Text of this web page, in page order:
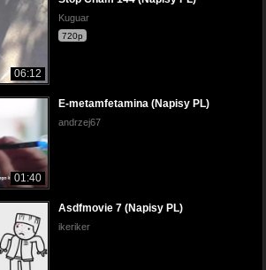
06:12
Kuguar
720p
01:40
E-metamfetamina (Napisy PL)
andrzej67
Asdfmovie 7 (Napisy PL)
ikeriker